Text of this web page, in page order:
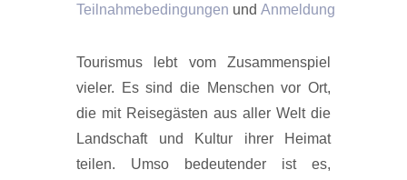
Teilnahmebedingungen und Anmeldung
Tourismus lebt vom Zusammenspiel
vieler. Es sind die Menschen vor Ort,
die mit Reisegästen aus aller Welt die
Landschaft und Kultur ihrer Heimat
teilen. Umso bedeutender ist es,